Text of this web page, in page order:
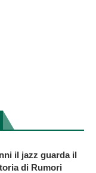
il jazz guarda il
di Rumori